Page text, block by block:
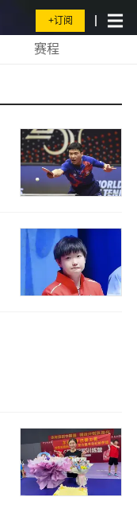
+订阅
赛程